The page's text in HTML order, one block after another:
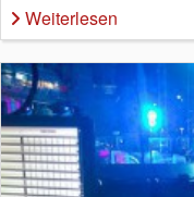
Weiterlesen